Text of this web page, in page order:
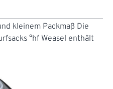
kleinem Packmaß Die
°hf Weasel enthält